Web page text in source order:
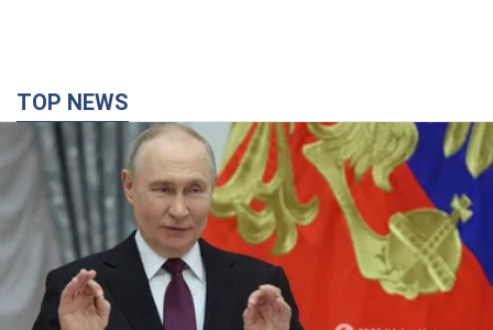
TOP NEWS